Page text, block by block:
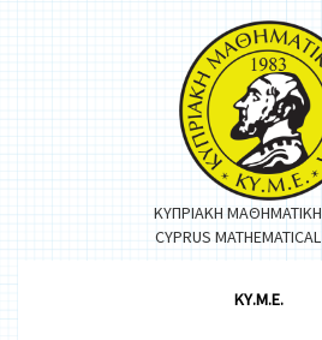
ΚΥΠΡΙΑΚΗ ΜΑΘΗΜΑΤΙΚΗ
CYPRUS
ΚΥ.Μ.Ε.